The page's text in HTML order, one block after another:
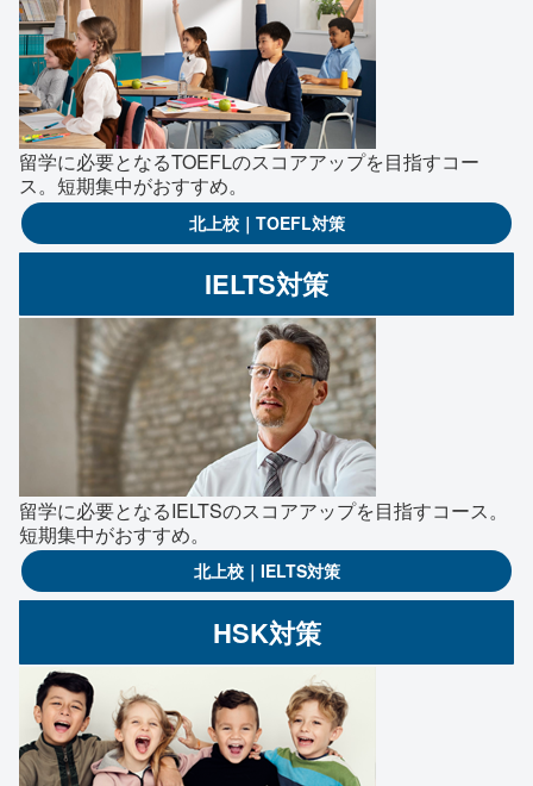
留学に必要となるTOEFLのスコアアップを目指すコー
ス。短期集中がおすすめ。
北上校｜TOEFL対策
IELTS対策
留学に必要となるIELTSのスコアアップを目指すコース。
短期集中がおすすめ。
北上校｜IELTS対策
HSK対策